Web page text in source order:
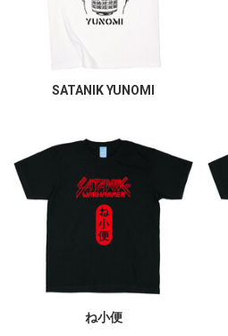
SATANIK YUNOMI
ね小便